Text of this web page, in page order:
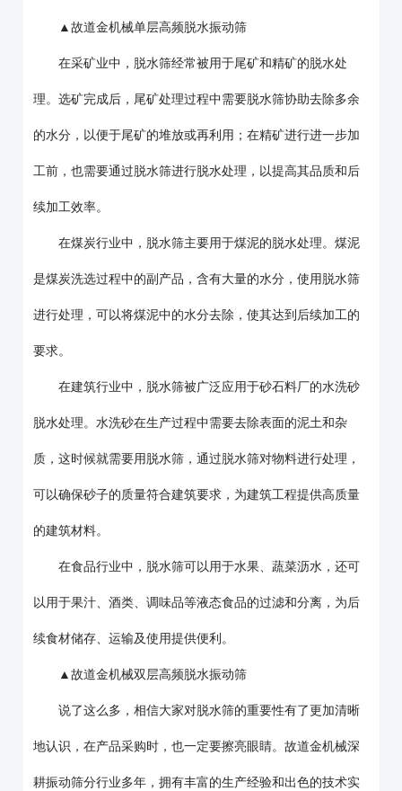
▲故道金机械单层高频脱水振动筛
在采矿业中，脱水筛经常被用于尾矿和精矿的脱水处
理。选矿完成后，尾矿处理过程中需要脱水筛协助去除多余
的水分，以便于尾矿的堆放或再利用；在精矿进行进一步加
工前，也需要通过脱水筛进行脱水处理，以提高其品质和后
续加工效率。
在煤炭行业中，脱水筛主要用于煤泥的脱水处理。煤泥
是煤炭洗选过程中的副产品，含有大量的水分，使用脱水筛
进行处理，可以将煤泥中的水分去除，使其达到后续加工的
要求。
在建筑行业中，脱水筛被广泛应用于砂石料厂的水洗砂
脱水处理。水洗砂在生产过程中需要去除表面的泥土和杂
质，这时候就需要用脱水筛，通过脱水筛对物料进行处理，
可以确保砂子的质量符合建筑要求，为建筑工程提供高质量
的建筑材料。
在食品行业中，脱水筛可以用于水果、蔬菜沥水，还可
以用于果汁、酒类、调味品等液态食品的过滤和分离，为后
续食材储存、运输及使用提供便利。
▲故道金机械双层高频脱水振动筛
说了这么多，相信大家对脱水筛的重要性有了更加清晰
地认识，在产品采购时，也一定要擦亮眼睛。故道金机械深
耕振动筛分行业多年，拥有丰富的生产经验和出色的技术实